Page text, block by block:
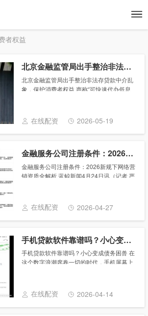
者权益
北京金融监管局出手整治非法存贷款中介乱象，保护消费者权益
北京金融监管局出手整治非法存贷款中介乱
象，保护消费者权益 声称“可快速代办低息
法贷款中介精心编织各种套路，看似诱人，
实则布......
在线配资 2026-05-19
金融服务公司注册条件：2026新规下网络营销资质全解析
金融服务公司注册条件：2026新规下网络营
销资质全解析 蓝鲸新闻4月24日讯（记者 严
24日，中国人民银行（下称“央行”）......
在线配资 2026-04-27
手机贷款软件靠谱吗？小心变成债务困兽
手机贷款软件靠谱吗？小心变成债务困兽 在
这个数字浪潮席卷一切的时代，手机屏幕上
年来，各类手机银行和金融贷款软件如野草
般疯长，......
在线配资 2026-04-14